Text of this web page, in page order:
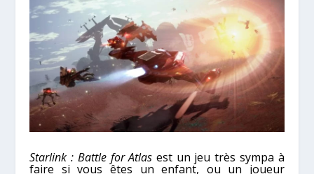
Starlink : Battle for Atlas est un jeu très sympa à
faire si vous êtes un enfant, ou un joueur